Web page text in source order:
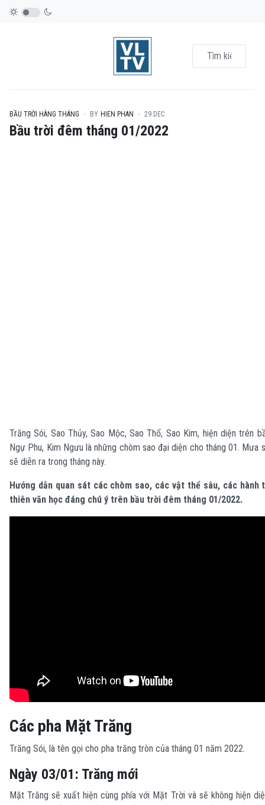
BẦU TRỜI HÀNG THÁNG BY HIEN PHAN 29.DEC
Bầu trời đêm tháng 01/2022
Trăng Sói, Sao Thủy, Sao Mộc, Sao Thổ, Sao Kim, hiện diện trên
Ngự Phu, Kim Ngưu là những chòm sao đại diện cho tháng 01. Mưa
sẽ diễn ra trong tháng này.
Hướng dẫn quan sát các chòm sao, các vật thể sâu, các hành
thiên văn học đáng chú ý trên bầu trời đêm tháng 01/2022.
Các pha Mặt Trăng
Trăng Sói, là tên gọi cho pha trăng tròn của tháng 01 năm 2022.
Ngày 03/01: Trăng mới
Mặt Trăng sẽ xuất hiện cùng phía với Mặt Trời và sẽ không hiện